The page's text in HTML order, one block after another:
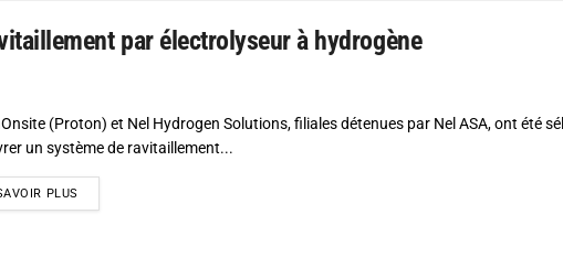
par électrolyseur à hydrogène
(Proton) et Nel Hydrogen Solutions, filiales détenues par Nel ASA, ont été
un système de ravitaillement...
PLUS